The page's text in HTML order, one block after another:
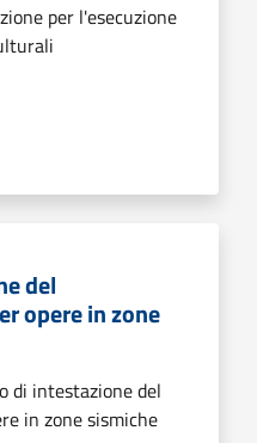
per l'esecuzione
del
opere in zone
di intestazione del
in zone sismiche